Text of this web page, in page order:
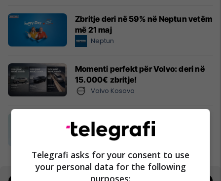
Zbritje deri në 59% në Neptun vetëm
më 21 maj
Neptun
Momenti perfekt për Volvo: deri në
15.000€ zbritje!
Volvo Kosova
Decathlon TANI online
Decathlon Kosovo
Telegrafi asks for your consent to use
your personal data for the following
purposes: